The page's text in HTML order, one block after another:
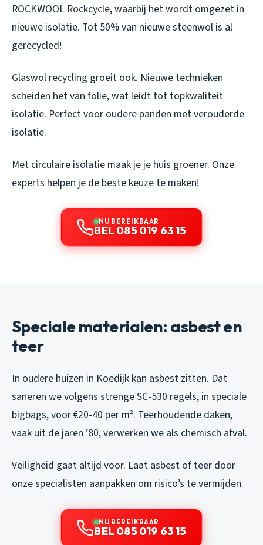
ROCKWOOL Rockcycle, waarbij het wordt omgezet in
nieuwe isolatie. Tot 50% van nieuwe steenwol is al
gerecycled!
Glaswol recycling groeit ook. Nieuwe technieken
scheiden het van folie, wat leidt tot topkwaliteit
isolatie. Perfect voor oudere panden met verouderde
isolatie.
Met circulaire isolatie maak je je huis groener. Onze
experts helpen je de beste keuze te maken!
NU BEREIKBAAR
BEL 085 019 63 15
Speciale materialen: asbest en
teer
In oudere huizen in Koedijk kan asbest zitten. Dat
saneren we volgens strenge SC-530 regels, in speciale
bigbags, voor €20-40 per m². Teerhoudende daken,
vaak uit de jaren ’80, verwerken we als chemisch afval.
Veiligheid gaat altijd voor. Laat asbest of teer door
onze specialisten aanpakken om risico’s te vermijden.
NU BEREIKBAAR
BEL 085 019 63 15